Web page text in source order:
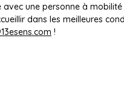
avec une personne à
dans les meilleures
!